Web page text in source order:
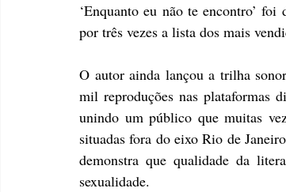
‘Enquanto eu não te encontro’
por três vezes a lista dos mais
O autor ainda lançou a trilha
mil reproduções nas plataformas
unindo um público que muitas
situadas fora do eixo Rio de
demonstra que qualidade da
sexualidade.